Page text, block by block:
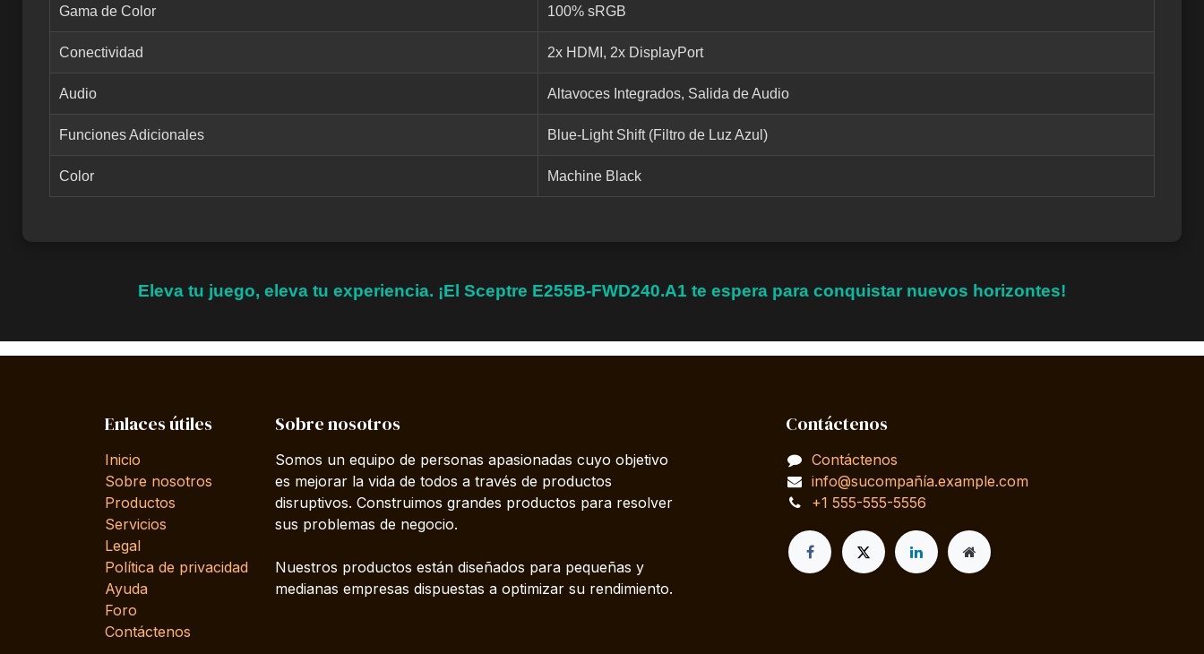
Gama de Color 100% sRGB
Conectividad 2x HDMI, 2x DisplayPort
Audio Altavoces Integrados, Salida de Audio
Funciones Adicionales Blue-Light Shift (Filtro de Luz Azul)
Color Machine Black
Eleva tu juego, eleva tu experiencia. ¡El Sceptre E255B-FWD240.A1 te espera para conquistar nuevos horizontes!
Enlaces útiles
Inicio
Sobre nosotros
Productos
Servicios
Legal
Política de privacidad
Ayuda
Foro
Contáctenos
Sobre nosotros
Somos un equipo de personas apasionadas cuyo objetivo
es mejorar la vida de todos a través de productos
disruptivos. Construimos grandes productos para resolver
sus problemas de negocio.
Nuestros productos están diseñados para pequeñas y
medianas empresas dispuestas a optimizar su rendimiento.
Contáctenos
Contáctenos
info@sucompañía.example.com
+1 555-555-5556